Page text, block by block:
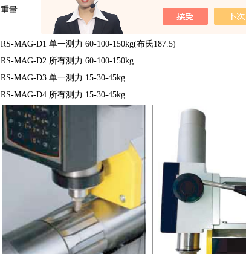
重量 25kg
RS-MAG-D1 单一测力 60-100-150kg(布氏187.5)
RS-MAG-D2 所有测力 60-100-150kg
RS-MAG-D3 单一测力 15-30-45kg
RS-MAG-D4 所有测力 15-30-45kg